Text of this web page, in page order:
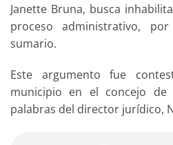
Janette Bruna, busca
proceso administrativo,
sumario.
Este argumento fue
municipio en el concejo de
palabras del director jurídico,